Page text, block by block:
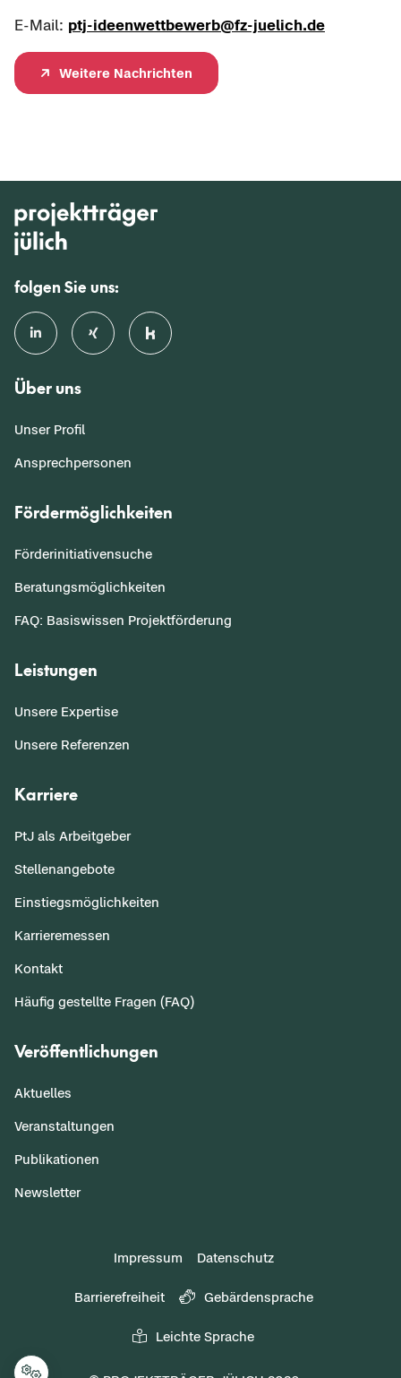
E-​Mail: ptj-​ideenwettbewerb@fz-​juelich.de
Wei­te­re Nach­rich­ten
folgen Sie uns:
Über uns
Unser Profil
Ansprechpersonen
Fördermöglichkeiten
Förderinitiativensuche
Beratungsmöglichkeiten
FAQ: Basiswissen Projektförderung
Leistungen
Unsere Expertise
Unsere Referenzen
Karriere
PtJ als Arbeitgeber
Stellenangebote
Einstiegsmöglichkeiten
Karrieremessen
Kontakt
Häufig gestellte Fragen (FAQ)
Veröffentlichungen
Aktuelles
Veranstaltungen
Publikationen
Newsletter
Impressum Datenschutz
Barrierefreiheit Gebärdensprache
Leichte Sprache